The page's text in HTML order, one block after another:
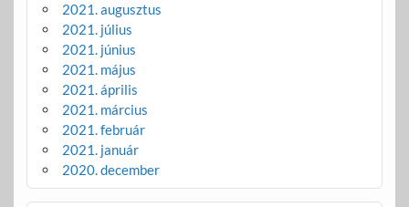
2021. augusztus
2021. július
2021. június
2021. május
2021. április
2021. március
2021. február
2021. január
2020. december